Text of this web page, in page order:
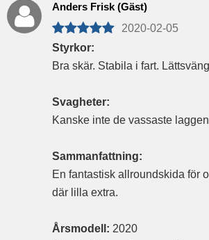
Anders Frisk (Gäst)
2020-02-05
Styrkor:
Bra skär. Stabila i fart.
Svagheter:
Kanske inte de vassaste
Sammanfattning:
En fantastisk allroundskida för
där lilla extra.
Årsmodell: 2020